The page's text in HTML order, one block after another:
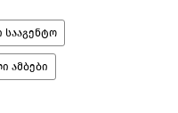
სააგენტო
ამბები